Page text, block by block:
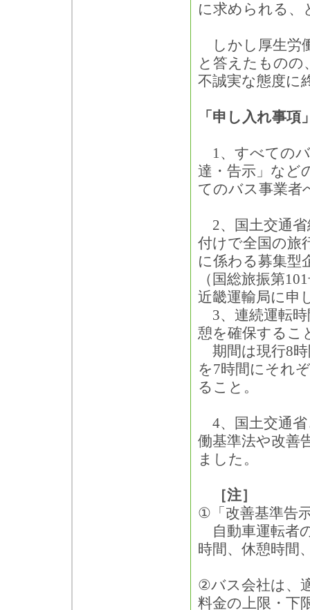
に求められる、
しかし厚生労
と答えたものの
不誠実な態度に
「申し入れ事項
1、すべての
達・告示」など
てのバス事業者
2、国土交通省
付けで全国の旅
に係わる募集型
（国総旅振第
近畿運輸局に申
3、連続運転時
憩を確保するこ
期間は現行8時
を7時間にそれ
ること。
4、国土交通省
働基準法や改
ました。
［注］
①「改善基準告
自動車運転者
時間、休憩時間
②バス会社は、
料金の上限・下